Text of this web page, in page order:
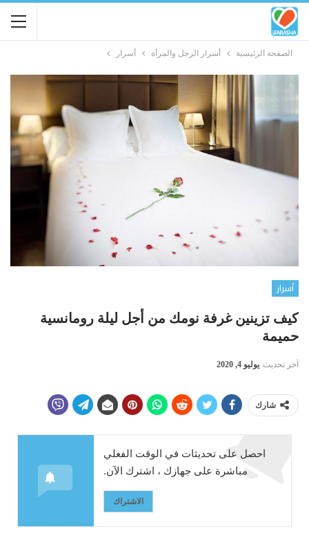
الصفحة الرئيسية أسرار الرجل والمرأة أسرار
أسرار
كيف تزينين غرفة نومك من أجل ليلة رومانسية
حميمة
آخر تحديث يوليو 4, 2020
شارك
احصل على تحديثات في الوقت الفعلي
مباشرة على جهازك ، اشترك الآن.
الاشتراك